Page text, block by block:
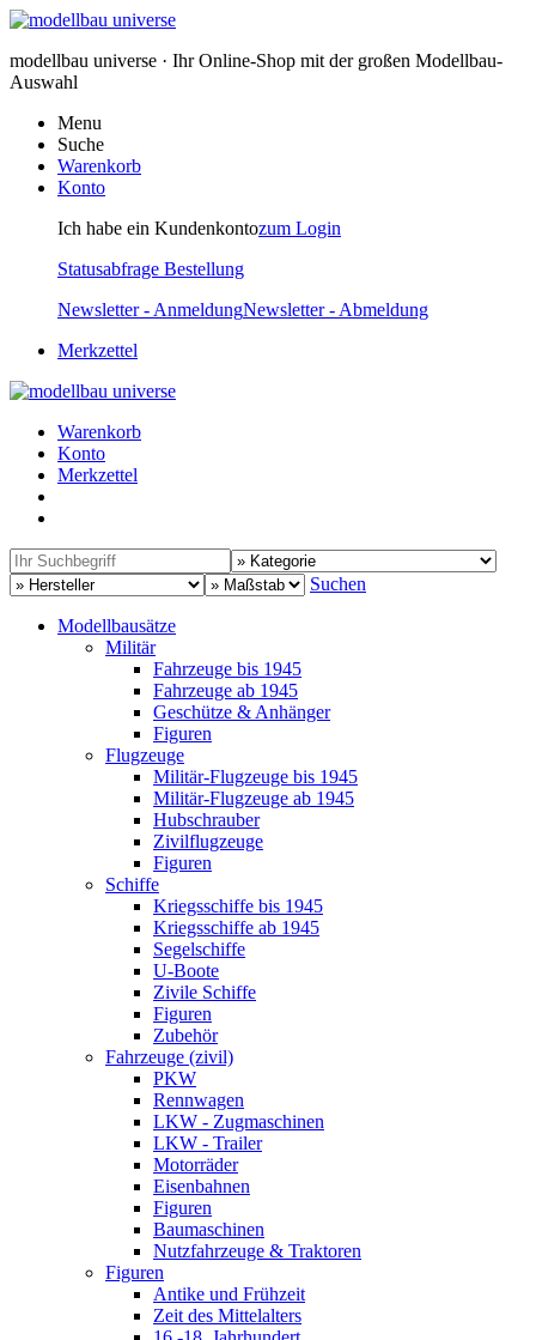
modellbau universe · Ihr Online-Shop mit der großen Modellbau-
Auswahl
Menu
Suche
Warenkorb
Konto
Ich habe ein Kundenkontozum Login
Statusabfrage Bestellung
Newsletter - AnmeldungNewsletter - Abmeldung
Merkzettel
Warenkorb
Konto
Merkzettel
Suchen
Modellbausätze
Militär
Fahrzeuge bis 1945
Fahrzeuge ab 1945
Geschütze & Anhänger
Figuren
Flugzeuge
Militär-Flugzeuge bis 1945
Militär-Flugzeuge ab 1945
Hubschrauber
Zivilflugzeuge
Figuren
Schiffe
Kriegsschiffe bis 1945
Kriegsschiffe ab 1945
Segelschiffe
U-Boote
Zivile Schiffe
Figuren
Zubehör
Fahrzeuge (zivil)
PKW
Rennwagen
LKW - Zugmaschinen
LKW - Trailer
Motorräder
Eisenbahnen
Figuren
Baumaschinen
Nutzfahrzeuge & Traktoren
Figuren
Antike und Frühzeit
Zeit des Mittelalters